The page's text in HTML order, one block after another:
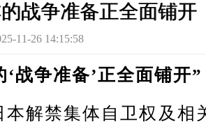
战争准备正全面铺开
11-26 14:15:58
争准备’正全面铺开”
禁集体自卫权及相